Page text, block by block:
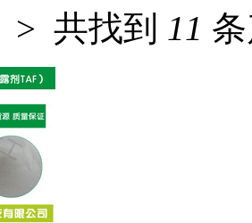
> 共找到 11